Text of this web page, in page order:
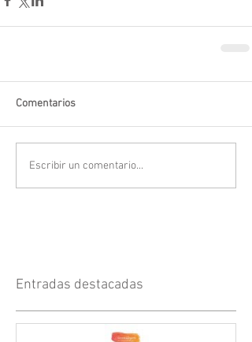
Comentarios
Escribir un comentario...
Entradas destacadas